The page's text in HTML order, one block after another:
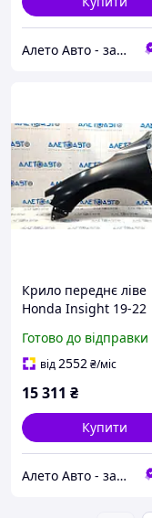
Алето Авто - запчастини на авто зі США
Крило переднє ліве
Honda Insight 19-22
60261TXMA91ZZ
Готово до відправки
від2552₴/міс
15 311 ₴
Купити
Алето Авто - запчастини на авто зі США